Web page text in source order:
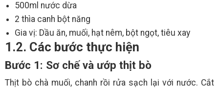
500ml nước dừa
2 thìa canh bột năng
Gia vị: Dầu ăn, muối, hạt nêm, bột ngọt, tiêu xay
1.2. Các bước thực hiện
Bước 1: Sơ chế và ướp thịt bò
Thịt bò chà muối, chanh rồi rửa sạch lại với nước. Cắt